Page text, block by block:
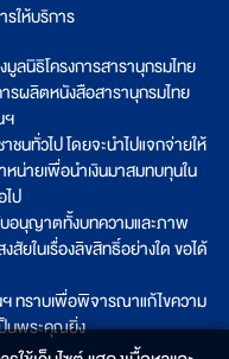
ให้บริการ
ลนิธิโครงการสารานุกรมไทย
รผลิตหนังสือสารานุกรมไทย
ฯ
ชนทั่วไป โดยจะนำไปแจกจ่ายให้
หน่ายเพื่อนำเงินมาสมทบทุนใน
ป
บอนุญาตทั้งบทความและภาพ
สัยในเรื่องลิขสิทธิ์อย่างใด ขอได้
ทราบเพื่อพิจารณาแก้ไขความ
นพระคุณยิ่ง